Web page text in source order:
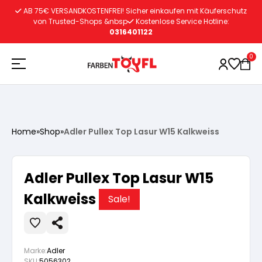
Vorbereitung
Wasserlösliche Grundierung
Lacke
Vorbereitung
Autoreparatur
Vorbereitung
Innenfarben
AB 75€ VERSANDKOSTENFREI! Sicher einkaufen mit Käuferschutz
von Trusted-Shops &nbsp
Kostenlose Service Hotline:
0316401122
0
Home»Shop»Adler Pullex Top Lasur W15 Kalkweiss
Adler Pullex Top Lasur W15
Kalkweiss
Sale!
Marke:Adler